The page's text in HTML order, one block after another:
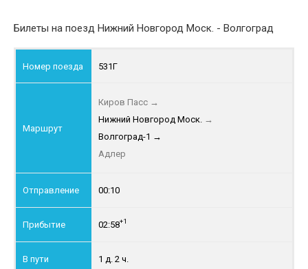
Билеты на поезд Нижний Новгород Моск. - Волгоград
531Г
Киров Пасс →
Нижний Новгород Моск. →
Волгоград-1 →
Адлер
00:10
02:58+1
1 д. 2 ч.